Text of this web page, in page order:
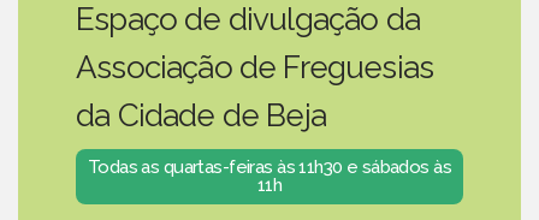
Espaço de divulgação da
Associação de Freguesias
da Cidade de Beja
Todas as quartas-feiras às 11h30 e sábados às
11h